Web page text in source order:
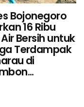
Bojonegoro
16 Ribu
Bersih untuk
Terdampak
di